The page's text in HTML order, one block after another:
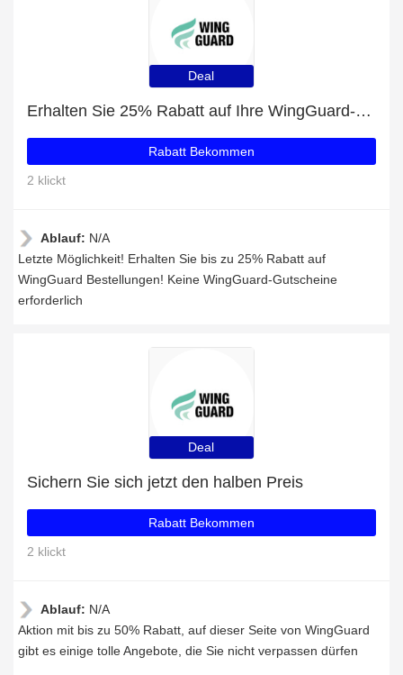
Deal
Erhalten Sie 25% Rabatt auf Ihre WingGuard-Einkäufe
Rabatt Bekommen
2 klickt
Ablauf: N/A
Letzte Möglichkeit! Erhalten Sie bis zu 25% Rabatt auf
WingGuard Bestellungen! Keine WingGuard-Gutscheine
erforderlich
Deal
Sichern Sie sich jetzt den halben Preis
Rabatt Bekommen
2 klickt
Ablauf: N/A
Aktion mit bis zu 50% Rabatt, auf dieser Seite von WingGuard
gibt es einige tolle Angebote, die Sie nicht verpassen dürfen